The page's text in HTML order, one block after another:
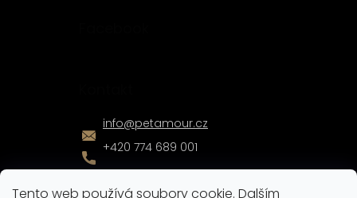
Tento web používá soubory cookie. Dalším
info@petamour.cz
+420 774 689 001